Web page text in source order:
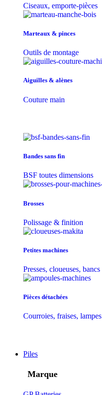
Ciseaux, emporte-pièces
Marteaux & pinces
Outils de montage
Aiguilles & alènes
Couture main
Bandes sans fin
BSF toutes dimensions
Brosses
Polissage & finition
Petites machines
Presses, cloueuses, bancs
Pièces détachées
Courroies, fraises, lampes
Piles
Marque